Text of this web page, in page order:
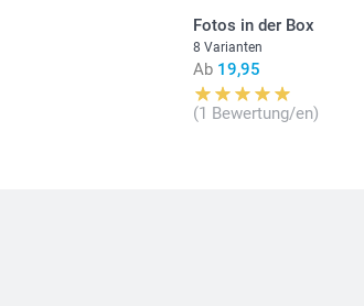
Fotos in der Box
8 Varianten
Ab 19,95
(1 Bewertung/en)